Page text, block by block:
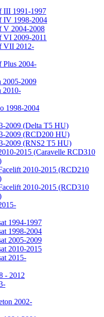
III 1991-1997
IV 1998-2004
V 2004-2008
VI 2009-2011
VII 2012-
Plus 2004-
2005-2009
2010-
1998-2004
2009 (Delta T5 HU)
2009 (RCD200 HU)
2009 (RNS2 T5 HU)
2015 (Caravelle RCD310
2010-2015 (RCD210
2010-2015 (RCD310
1994-1997
1998-2004
2005-2009
2010-2015
2015-
- 2012
2002-